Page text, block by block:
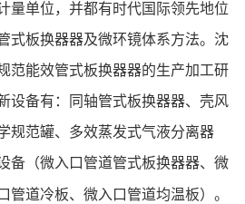
量单位，并都有时代国际领先地位
式板换器器及微环镜体系方法。沈
范能效管式板换器器的生产加工研
设备有：同轴管式板换器器、壳风
规范罐、多效蒸发式气液分离器
备（微入口管道管式板换器器、微
管道冷板、微入口管道均温板）。